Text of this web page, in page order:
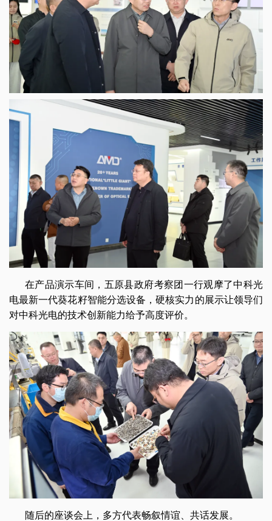
在产品演示车间，五原县政府考察团一行观摩了中科光
电最新一代葵花籽智能分选设备，硬核实力的展示让领导们
对中科光电的技术创新能力给予高度评价。
随后的座谈会上，多方代表畅叙情谊、共话发展。